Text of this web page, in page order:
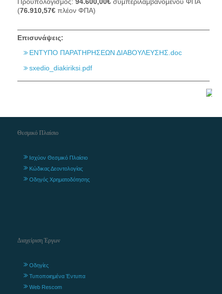
(76.910,57€ πλέον ΦΠΑ)
Επισυνάψεις:
ΕΝΤΥΠΟ ΠΑΡΑΤΗΡΗΣΕΩΝ ΔΙΑΒΟΥΛΕΥΣΗΣ.doc
sxedio_diakiriksi.pdf
Θεσμικό Πλαίσιο
Ισχύον Θεσμικό Πλαίσιο
Κώδικας Δεοντολογίας
Οδηγός Χρηματοδότησης
Διαχείριση Έργων
Οδηγίες
Τυποποιημένα Έντυπα
Web Rescom